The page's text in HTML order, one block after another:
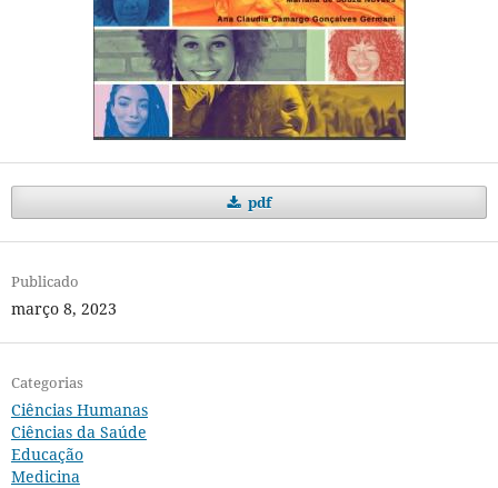
pdf
Publicado
março 8, 2023
Categorias
Ciências Humanas
Ciências da Saúde
Educação
Medicina